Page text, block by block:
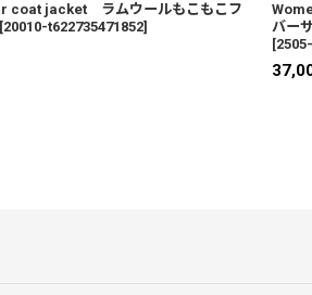
coat jacket ラムウールもこもこフ
[20010-t622735471852]
バー
[